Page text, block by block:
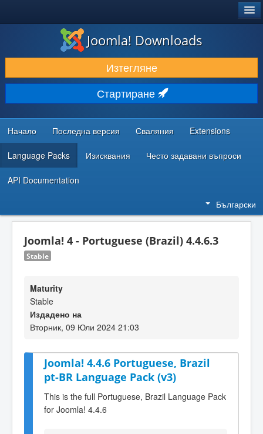
ИЗТЕГЛЯНЕ & РАЗШИРЯВАНЕ
ОТКРИВАЙТЕ & УЧЕТЕ
ОБЩНОСТ & ПОДДРЪЖКА
РЕСУРСИ ЗА РАЗРАБОТКА
Joomla! Downloads
Изтегляне
Стартиране
Начало Последна версия Сваляния Extensions
Language Packs Изисквания Често задавани въпроси
API Documentation
Български
Joomla! 4 - Portuguese (Brazil) 4.4.6.3
Stable
Maturity
Stable
Издадено на
Вторник, 09 Юли 2024 21:03
Joomla! 4.4.6 Portuguese, Brazil
pt-BR Language Pack (v3)
This is the full Portuguese, Brazil Language Pack
for Joomla! 4.4.6